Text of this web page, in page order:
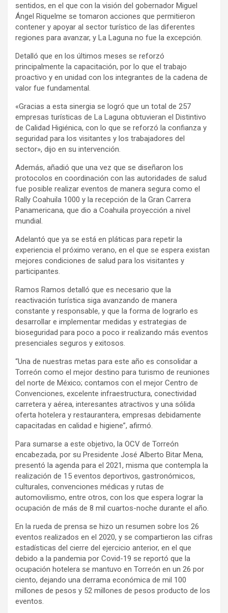
sentidos, en el que con la visión del gobernador Miguel
Ángel Riquelme se tomaron acciones que permitieron
contener y apoyar al sector turístico de las diferentes
regiones para avanzar, y La Laguna no fue la excepción.
Detalló que en los últimos meses se reforzó
principalmente la capacitación, por lo que el trabajo
proactivo y en unidad con los integrantes de la cadena de
valor fue fundamental.
«Gracias a esta sinergia se logró que un total de 257
empresas turísticas de La Laguna obtuvieran el Distintivo
de Calidad Higiénica, con lo que se reforzó la confianza y
seguridad para los visitantes y los trabajadores del
sector», dijo en su intervención.
Además, añadió que una vez que se diseñaron los
protocolos en coordinación con las autoridades de salud
fue posible realizar eventos de manera segura como el
Rally Coahuila 1000 y la recepción de la Gran Carrera
Panamericana, que dio a Coahuila proyección a nivel
mundial.
Adelantó que ya se está en pláticas para repetir la
experiencia el próximo verano, en el que se espera existan
mejores condiciones de salud para los visitantes y
participantes.
Ramos Ramos detalló que es necesario que la
reactivación turística siga avanzando de manera
constante y responsable, y que la forma de lograrlo es
desarrollar e implementar medidas y estrategias de
bioseguridad para poco a poco ir realizando más eventos
presenciales seguros y exitosos.
“Una de nuestras metas para este año es consolidar a
Torreón como el mejor destino para turismo de reuniones
del norte de México; contamos con el mejor Centro de
Convenciones, excelente infraestructura, conectividad
carretera y aérea, interesantes atractivos y una sólida
oferta hotelera y restaurantera, empresas debidamente
capacitadas en calidad e higiene”, afirmó.
Para sumarse a este objetivo, la OCV de Torreón
encabezada, por su Presidente José Alberto Bitar Mena,
presentó la agenda para el 2021, misma que contempla la
realización de 15 eventos deportivos, gastronómicos,
culturales, convenciones médicas y rutas de
automovilismo, entre otros, con los que espera lograr la
ocupación de más de 8 mil cuartos-noche durante el año.
En la rueda de prensa se hizo un resumen sobre los 26
eventos realizados en el 2020, y se compartieron las cifras
estadísticas del cierre del ejercicio anterior, en el que
debido a la pandemia por Covid-19 se reportó que la
ocupación hotelera se mantuvo en Torreón en un 26 por
ciento, dejando una derrama económica de mil 100
millones de pesos y 52 millones de pesos producto de los
eventos.